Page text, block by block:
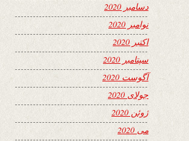
دسامبر 2020
نوامبر 2020
اکتبر 2020
سپتامبر 2020
آگوست 2020
جولای 2020
ژوئن 2020
می 2020